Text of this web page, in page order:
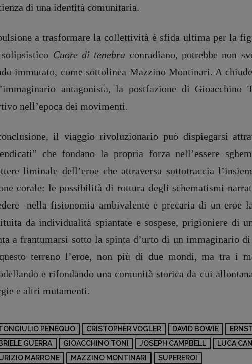
ARCHIVIO E AUTORI
Tribunale Milano n° 5864/2023 – cod. fis. 97943720157 –
di una identità comunitaria.
a trasformare la collettività è sfida ultima per la
Cuore di tenebra conradiano, potrebbe non
immutato, come sottolinea Mazzino Montinari. A
antagonista, la postfazione di Gioacchino
nell’epoca dei movimenti.
il viaggio rivoluzionario può dispiegarsi
che fondano la propria forza nell’essere
liminale dell’eroe che attraversa sottotraccia
corale: le possibilità di rottura degli schematismi
nella fisionomia ambivalente e precaria di un eroe
da individualità spiantate e sospese, prigioniere di
a frantumarsi sotto la spinta d’urto di un immaginario
terreno l’eroe, non più di due mondi, ma tra i
e rifondando una comunità storica da cui
e altri mutamenti.
PENEQUO CRISTOPHER VOGLER DAVID BOWIE
GUERRA
GIOACCHINO TONI JOSEPH CAMPBELL LUCA
MARRONE
MAZZINO MONTINARI SUPEREROI